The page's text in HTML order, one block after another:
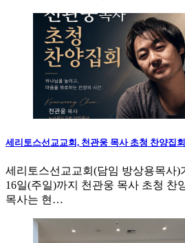
세리토스선교교회, 천관웅 목사 초청 찬양집
세리토스선교교회(담임 방상용목사)
16일(주일)까지 천관웅 목사 초청 찬
목사는 현…